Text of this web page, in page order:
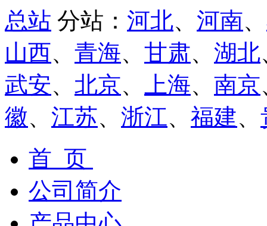
总站 分站： 河北、 河南、
山西、 青海、 甘肃、 湖北
武安、 北京、 上海、 南京
徽、 江苏、 浙江、 福建、
首 页
公司简介